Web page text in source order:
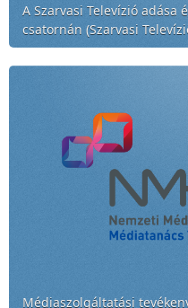
A Szarvasi Televízió adása
csatornán (Szarvasi
Médiaszolgáltatási